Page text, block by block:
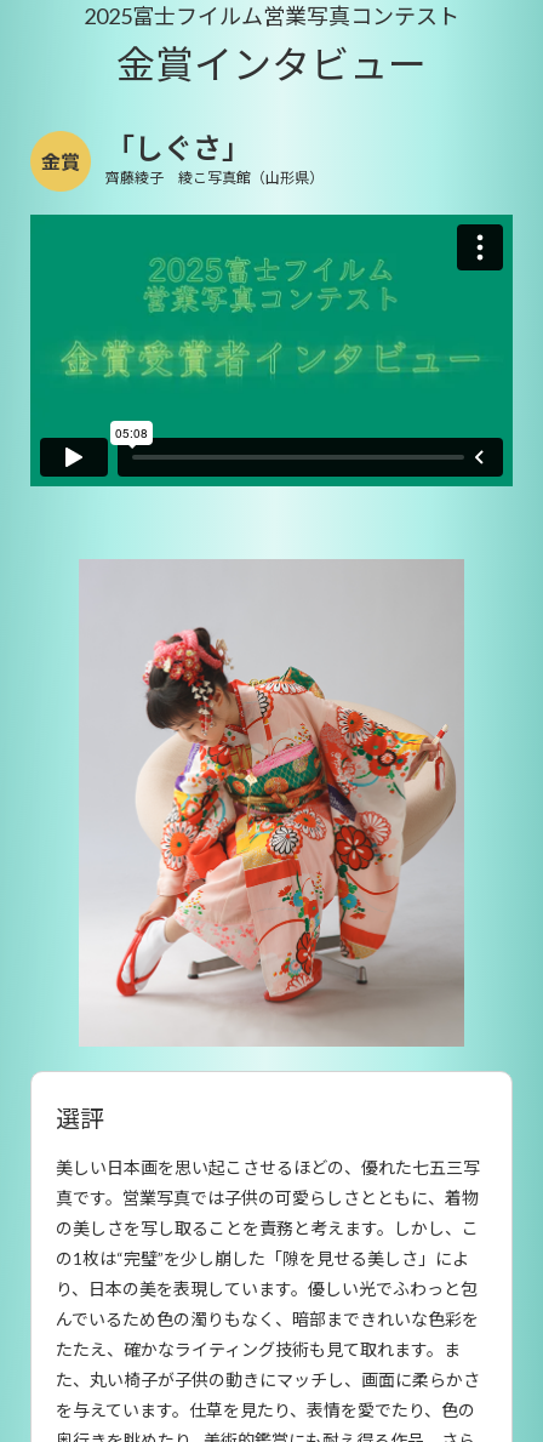
2025富士フイルム営業写真コンテスト
金賞インタビュー
「しぐさ」
齊藤綾子 綾こ写真館（山形県）
選評
美しい日本画を思い起こさせるほどの、優れた七五三写
真です。営業写真では子供の可愛らしさとともに、着物
の美しさを写し取ることを責務と考えます。しかし、こ
の1枚は“完璧”を少し崩した「隙を見せる美しさ」によ
り、日本の美を表現しています。優しい光でふわっと包
んでいるため色の濁りもなく、暗部まできれいな色彩を
たたえ、確かなライティング技術も見て取れます。ま
た、丸い椅子が子供の動きにマッチし、画面に柔らかさ
を与えています。仕草を見たり、表情を愛でたり、色の